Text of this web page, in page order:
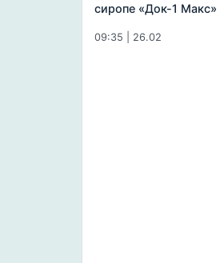
сиропе «Док-1 Макс»
09:35 | 26.02